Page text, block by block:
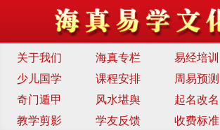
关于我们 海真专栏 易经培训
少儿国学
课程安排 周易预测
奇门遁甲
风水堪舆 起名改名
教学剪影
学友反馈 收费标准